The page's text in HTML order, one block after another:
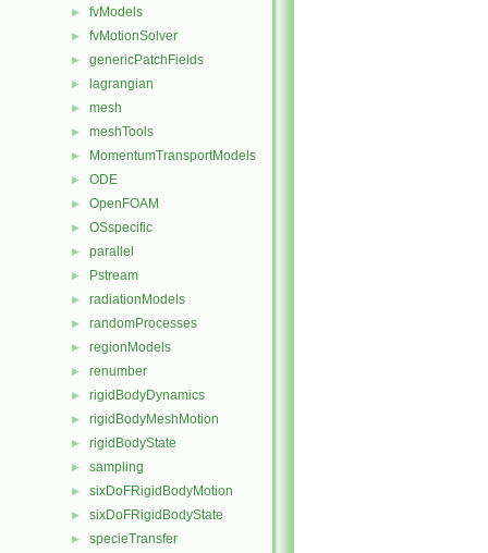
► fvModels
► fvMotionSolver
► genericPatchFields
► lagrangian
► mesh
► meshTools
► MomentumTransportModels
► ODE
► OpenFOAM
► OSspecific
► parallel
► Pstream
► radiationModels
► randomProcesses
► regionModels
► renumber
► rigidBodyDynamics
► rigidBodyMeshMotion
► rigidBodyState
► sampling
► sixDoFRigidBodyMotion
► sixDoFRigidBodyState
► specieTransfer